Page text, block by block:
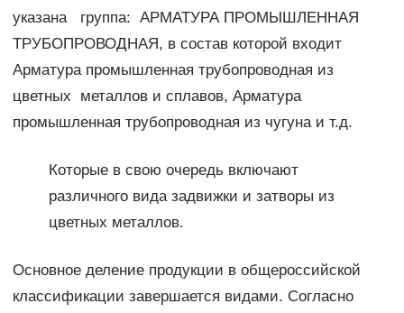
указана группа: АРМАТУРА ПРОМЫШЛЕННАЯ
ТРУБОПРОВОДНАЯ, в состав которой входит
Арматура промышленная трубопроводная из
цветных металлов и сплавов, Арматура
промышленная трубопроводная из чугуна и т.д.
Которые в свою очередь включают
различного вида задвижки и затворы из
цветных металлов.
Основное деление продукции в общероссийской
классификации завершается видами. Согласно